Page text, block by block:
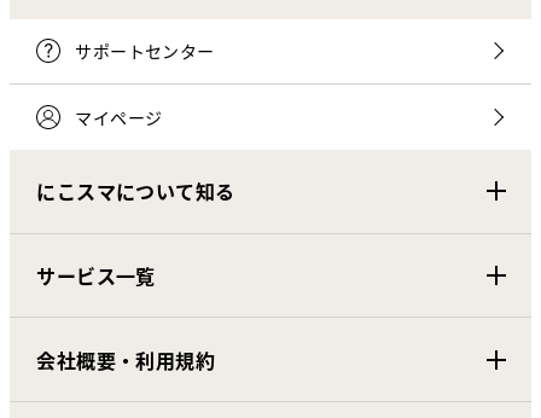
サポートセンター
マイページ
にこスマについて知る
サービス一覧
会社概要・利用規約